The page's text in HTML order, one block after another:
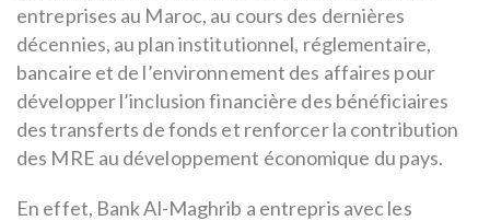
entreprises au Maroc, au cours des dernières
décennies, au plan institutionnel, réglementaire,
bancaire et de l’environnement des affaires pour
développer l’inclusion financière des bénéficiaires
des transferts de fonds et renforcer la contribution
des MRE au développement économique du pays.
En effet, Bank Al-Maghrib a entrepris avec les